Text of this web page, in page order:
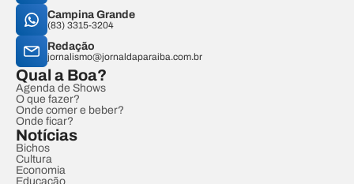
Campina Grande
(83) 3315-3204
Redação
jornalismo@jornaldaparaiba.com.br
Qual a Boa?
Agenda de Shows
O que fazer?
Onde comer e beber?
Onde ficar?
Notícias
Bichos
Cultura
Economia
Educação